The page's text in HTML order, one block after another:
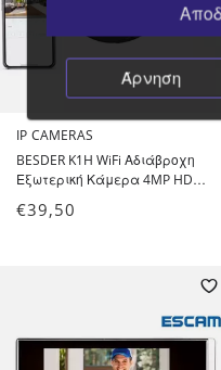
IP CAMERAS
BESDER K1H WiFi Αδιάβροχη
Εξωτερική Κάμερα 4MP HD
έγχρωμη νυχτερινή όραση με
€39,50
Άρνηση